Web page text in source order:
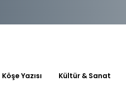
Köşe Yazısı Kültür & Sanat